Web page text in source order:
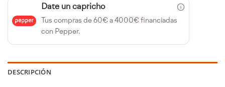
Date un capricho
Tus compras de 60€ a 4000€ financiadas
con Pepper.
DESCRIPCIÓN